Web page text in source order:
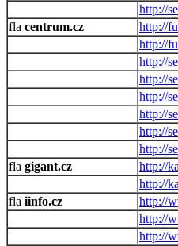
http://
centrum.cz
http://
http://
http://
http://
http://
http://
http://
http://
gigant.cz
http://
http://
iinfo.cz
http://
http://
http://